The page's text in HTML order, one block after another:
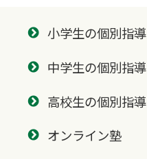
小学生の個別指導
中学生の個別指導
高校生の個別指導
オンライン塾